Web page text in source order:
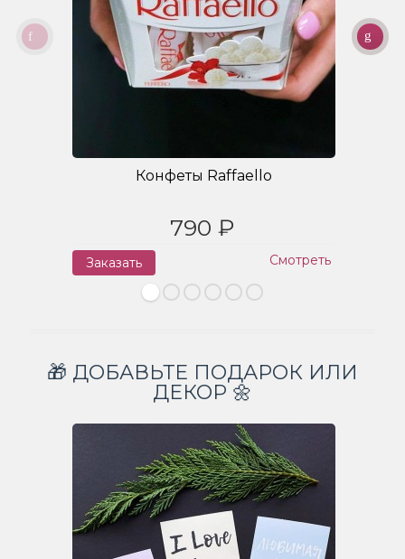
Конфеты Raffaello
790 ₽
Заказать Смотреть
🎁 ДОБАВЬТЕ ПОДАРОК ИЛИ
ДЕКОР 🌼